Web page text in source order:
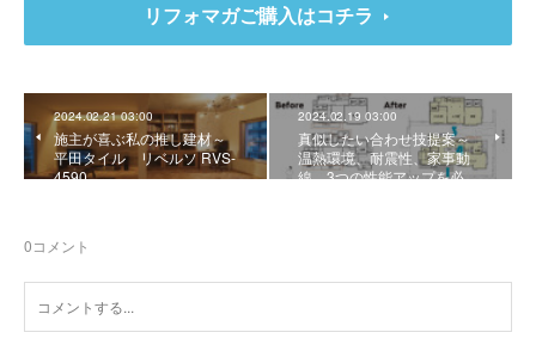
リフォマガご購入はコチラ
2024.02.21 03:00
施主が喜ぶ私の推し建材～
平田タイル リベルソ RVS-
4590
2024.02.19 03:00
真似したい合わせ技提案～
温熱環境、耐震性、家事動
線。3つの性能アップを必…
0コメント